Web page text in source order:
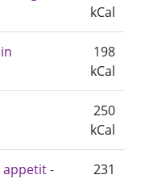
kCal
198
kCal
250
kCal
appetit -
231